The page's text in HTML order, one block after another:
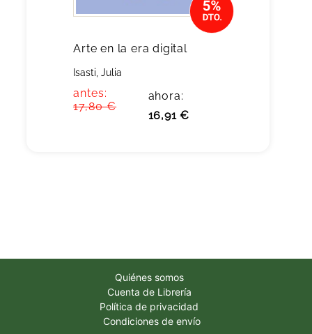
Arte en la era digital
Isasti, Julia
antes:
17,80 €
ahora:
16,91 €
Quiénes somos
Cuenta de Librería
Política de privacidad
Condiciones de envío